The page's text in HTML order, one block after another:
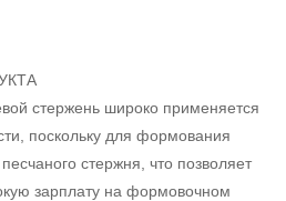
стержень широко применяется
поскольку для формования
стержня, что позволяет
зарплату на формовочном